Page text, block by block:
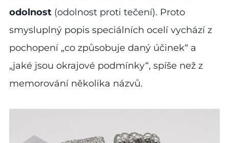
odolnost (odolnost proti tečení). Proto
smysluplný popis speciálních ocelí vychází z
pochopení „co způsobuje daný účinek“ a
„jaké jsou okrajové podmínky“, spíše než z
memorování několika názvů.